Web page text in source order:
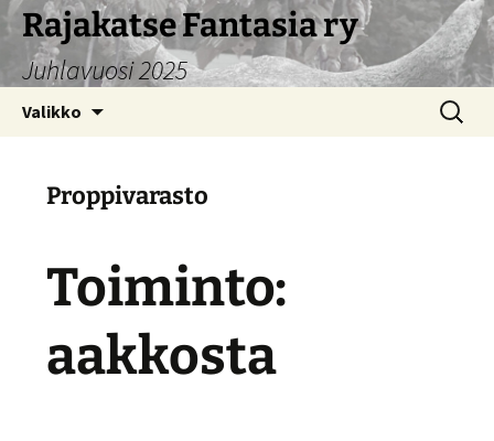
Siirry
sisältöön
Rajakatse Fantasia ry
Juhlavuosi 2025
Valikko Haku:
Proppivarasto
Toiminto:
aakkosta